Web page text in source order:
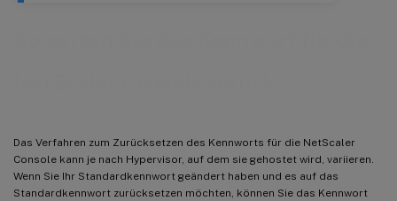
Das Verfahren zum Zurücksetzen des Kennworts für die NetScaler
Console kann je nach Hypervisor, auf dem sie gehostet wird, variieren.
Wenn Sie Ihr Standardkennwort geändert haben und es auf das
Standardkennwort zurücksetzen möchten, können Sie das Kennwort